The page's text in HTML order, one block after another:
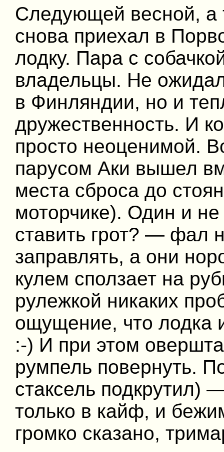
Следующей весной, а
снова приехал в
лодку. Пара с
владельцы. Не
в Финляндии, но и
дружественность. И
просто неоценимой.
парусом Аки вышел
места сброса до
моторчике). Один и
ставить грот? — фал
заправлять, а они
кулем сползает на
рулежкой никаких
ощущение, что лодка
:-) И при этом
румпель повернуть.
стаксель подкрутил)
только в кайф, и
громко сказано,